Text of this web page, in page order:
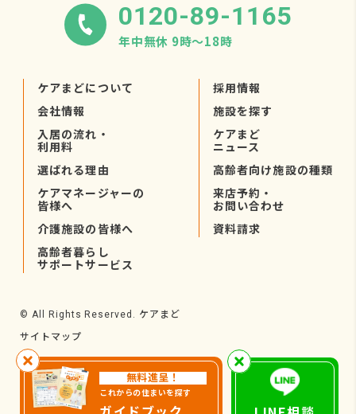
無料進呈！
これからの住まいを探す
0120-89-1165
年中無休 9時〜18時
ケアまどについて
会社情報
入居の流れ・
利用料
選ばれる理由
ケアマネージャーの
皆様へ
介護施設の皆様へ
高齢者暮らし
サポートサービス
採用情報
施設を探す
ケアまど
ニュース
高齢者向け施設の種類
来店予約・
お問い合わせ
資料請求
© All Rights Reserved. ケアまど
サイトマップ